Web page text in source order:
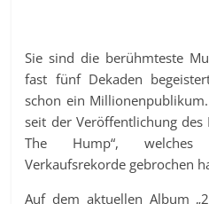
Sie sind die berühmteste
fast fünf Dekaden
schon ein
seit der Veröffentlichung des
The Hump“, welches
Verkaufsrekorde gebrochen
Auf dem aktuellen Album